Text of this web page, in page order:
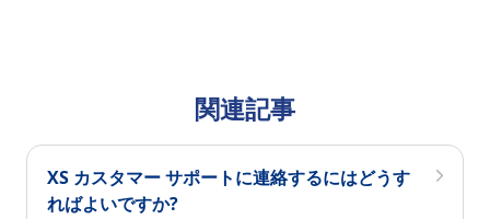
関連記事
XS カスタマー サポートに連絡するにはどうす
ればよいですか?